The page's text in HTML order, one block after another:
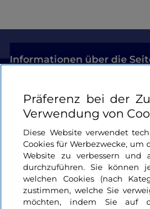
Informationen über die
Nützliche Links
Login
Bleiben wir in Kontakt
Präferenz bei der
Verwendung von
Diese Website verwendet
Cookies für Werbezwecke, um
Website zu verbessern und
durchzuführen. Sie können
welchen Cookies (nach
zustimmen, welche Sie
möchten, indem Sie auf